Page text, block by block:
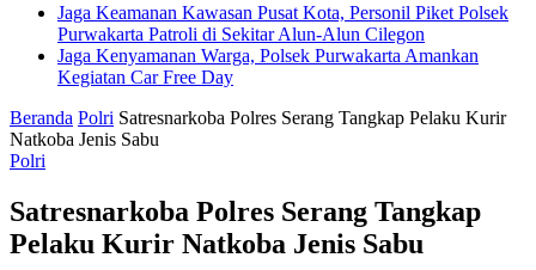
Jaga Keamanan Kawasan Pusat Kota, Personil Piket Polsek
Purwakarta Patroli di Sekitar Alun-Alun Cilegon
Jaga Kenyamanan Warga, Polsek Purwakarta Amankan
Kegiatan Car Free Day
Beranda Polri Satresnarkoba Polres Serang Tangkap Pelaku Kurir
Natkoba Jenis Sabu
Polri
Satresnarkoba Polres Serang Tangkap
Pelaku Kurir Natkoba Jenis Sabu